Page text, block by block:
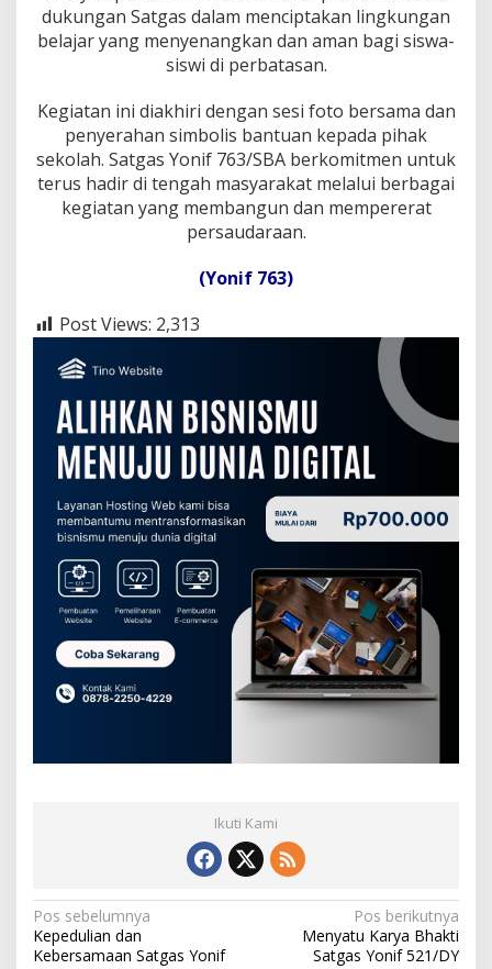
F
e
d
dukungan Satgas dalam menciptakan lingkungan
belajar yang menyenangkan dan aman bagi siswa-
siswi di perbatasan.
Kegiatan ini diakhiri dengan sesi foto bersama dan
penyerahan simbolis bantuan kepada pihak
sekolah. Satgas Yonif 763/SBA berkomitmen untuk
terus hadir di tengah masyarakat melalui berbagai
kegiatan yang membangun dan mempererat
persaudaraan.
(Yonif 763)
Post Views: 2,313
Ikuti Kami
N
a
Pos sebelumnya
Kepedulian dan
Kebersamaan Satgas Yonif
Pos berikutnya
Menyatu Karya Bhakti
Satgas Yonif 521/DY